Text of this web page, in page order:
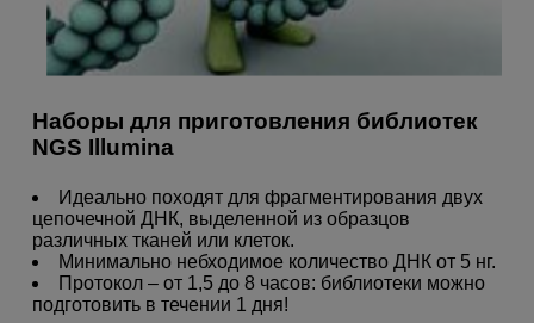
Наборы для приготовления библиотек
NGS Illumina
Идеально походят для фрагментирования двух
цепочечной ДНК, выделенной из образцов
различных тканей или клеток.
Минимально небходимое количество ДНК от 5 нг.
Протокол – от 1,5 до 8 часов: библиотеки можно
подготовить в течении 1 дня!